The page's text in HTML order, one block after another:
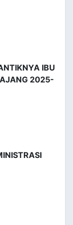
IBU
2025-